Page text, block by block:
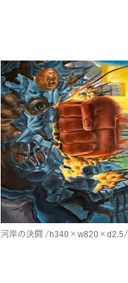
河岸の決闘 /h340×w820×d2.5/